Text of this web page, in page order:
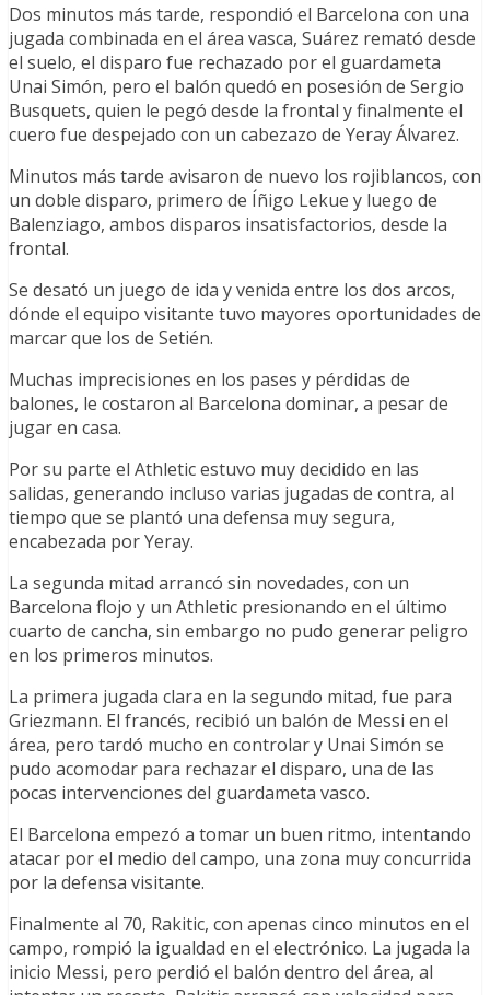
Dos minutos más tarde, respondió el Barcelona con una
jugada combinada en el área vasca, Suárez remató desde
el suelo, el disparo fue rechazado por el guardameta
Unai Simón, pero el balón quedó en posesión de Sergio
Busquets, quien le pegó desde la frontal y finalmente el
cuero fue despejado con un cabezazo de Yeray Álvarez.
Minutos más tarde avisaron de nuevo los rojiblancos, con
un doble disparo, primero de Íñigo Lekue y luego de
Balenziago, ambos disparos insatisfactorios, desde la
frontal.
Se desató un juego de ida y venida entre los dos arcos,
dónde el equipo visitante tuvo mayores oportunidades de
marcar que los de Setién.
Muchas imprecisiones en los pases y pérdidas de
balones, le costaron al Barcelona dominar, a pesar de
jugar en casa.
Por su parte el Athletic estuvo muy decidido en las
salidas, generando incluso varias jugadas de contra, al
tiempo que se plantó una defensa muy segura,
encabezada por Yeray.
La segunda mitad arrancó sin novedades, con un
Barcelona flojo y un Athletic presionando en el último
cuarto de cancha, sin embargo no pudo generar peligro
en los primeros minutos.
La primera jugada clara en la segundo mitad, fue para
Griezmann. El francés, recibió un balón de Messi en el
área, pero tardó mucho en controlar y Unai Simón se
pudo acomodar para rechazar el disparo, una de las
pocas intervenciones del guardameta vasco.
El Barcelona empezó a tomar un buen ritmo, intentando
atacar por el medio del campo, una zona muy concurrida
por la defensa visitante.
Finalmente al 70, Rakitic, con apenas cinco minutos en el
campo, rompió la igualdad en el electrónico. La jugada la
inicio Messi, pero perdió el balón dentro del área, al